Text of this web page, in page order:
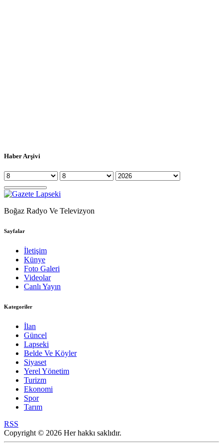
Haber Arşivi
Boğaz Radyo Ve Televizyon
Sayfalar
İletişim
Künye
Foto Galeri
Videolar
Canlı Yayın
Kategoriler
İlan
Güncel
Lapseki
Belde Ve Köyler
Siyaset
Yerel Yönetim
Turizm
Ekonomi
Spor
Tarım
RSS
Copyright © 2026 Her hakkı saklıdır.